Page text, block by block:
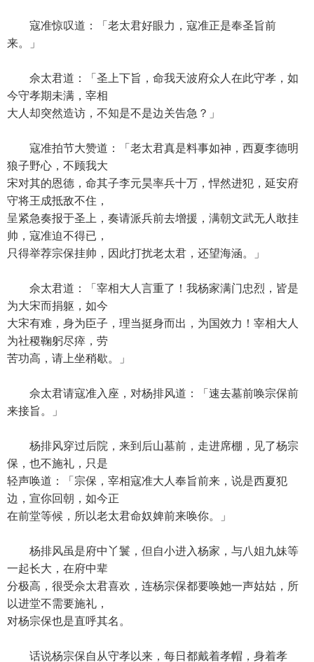
寇准惊叹道：「老太君好眼力，寇准正是奉圣旨前
来。」
佘太君道：「圣上下旨，命我天波府众人在此守孝，如
今守孝期未满，宰相
大人却突然造访，不知是不是边关告急？」
寇准拍节大赞道：「老太君真是料事如神，西夏李德明
狼子野心，不顾我大
宋对其的恩德，命其子李元昊率兵十万，悍然进犯，延安府
守将王成抵敌不住，
呈紧急奏报于圣上，奏请派兵前去增援，满朝文武无人敢挂
帅，寇准迫不得已，
只得举荐宗保挂帅，因此打扰老太君，还望海涵。」
佘太君道：「宰相大人言重了！我杨家满门忠烈，皆是
为大宋而捐躯，如今
大宋有难，身为臣子，理当挺身而出，为国效力！宰相大人
为社稷鞠躬尽瘁，劳
苦功高，请上坐稍歇。」
佘太君请寇准入座，对杨排风道：「速去墓前唤宗保前
来接旨。」
杨排风穿过后院，来到后山墓前，走进席棚，见了杨宗
保，也不施礼，只是
轻声唤道：「宗保，宰相寇准大人奉旨前来，说是西夏犯
边，宣你回朝，如今正
在前堂等候，所以老太君命奴婢前来唤你。」
杨排风虽是府中丫鬟，但自小进入杨家，与八姐九妹等
一起长大，在府中辈
分极高，很受佘太君喜欢，连杨宗保都要唤她一声姑姑，所
以进堂不需要施礼，
对杨宗保也是直呼其名。
话说杨宗保自从守孝以来，每日都戴着孝帽，身着孝